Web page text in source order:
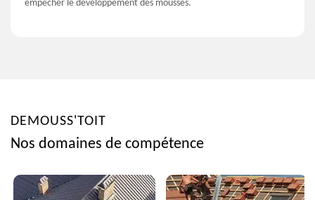
empêcher le développement des mousses.
DEMOUSS'TOIT
Nos domaines de compétence